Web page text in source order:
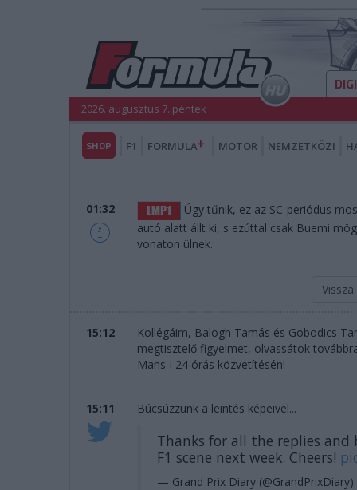
2026. augusztus 7. péntek
SHOP F1 FORMULA MOTOR NEMZETKÖZI
01:32
Úgy tűnik, ez az SC-periódus
autó alatt állt ki, s ezúttal csak Buemi
vonaton ülnek.
15:12
Kollégáim, Balogh Tamás és Gobodics
megtisztelő figyelmet, olvassátok
Mans-i 24 órás közvetítésén!
15:11 Búcsúzzunk a leintés képeivel...
Thanks for all the replies
F1 scene next week. Cheers!
— Grand Prix Diary (@GrandPrixDiary)